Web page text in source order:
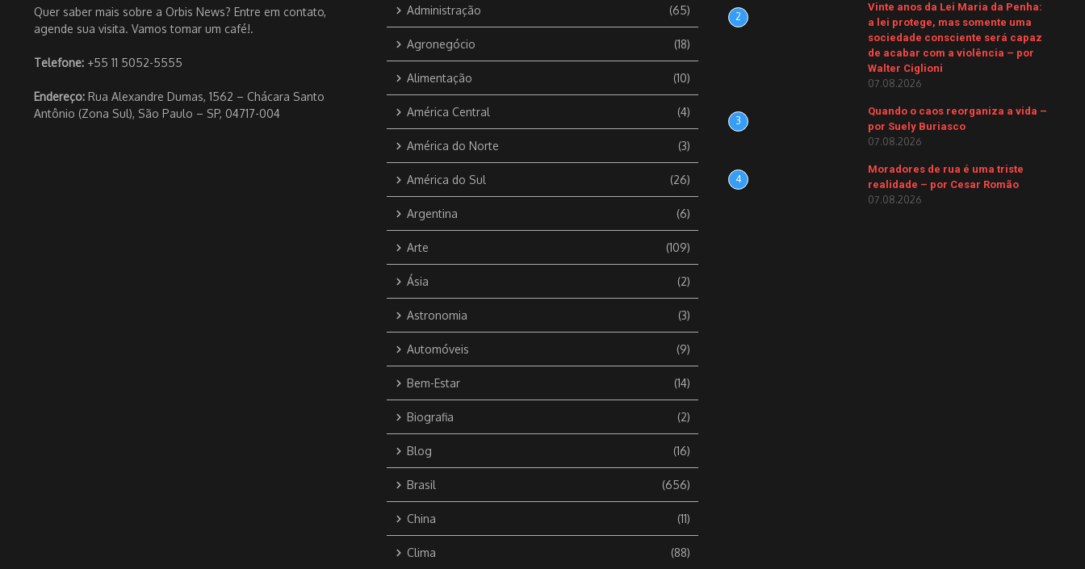
Quer saber mais sobre a Orbis News? Entre em contato,
agende sua visita. Vamos tomar um café!.
Telefone: +55 11 5052-5555
Endereço: Rua Alexandre Dumas, 1562 – Chácara Santo
Antônio (Zona Sul), São Paulo – SP, 04717-004
Administração (65)
Agronegócio (18)
Alimentação (10)
América Central (4)
América do Norte (3)
América do Sul (26)
Argentina (6)
Arte (109)
Ásia (2)
Astronomia (3)
Automóveis (9)
Bem-Estar (14)
Biografia (2)
Blog (16)
Brasil (656)
China (11)
Clima (88)
2
Vinte anos da Lei Maria da Penha:
a lei protege, mas somente uma
sociedade consciente será capaz
de acabar com a violência – por
Walter Ciglioni
07.08.2026
3
Quando o caos reorganiza a vida –
por Suely Buriasco
07.08.2026
4
Moradores de rua é uma triste
realidade – por Cesar Romão
07.08.2026